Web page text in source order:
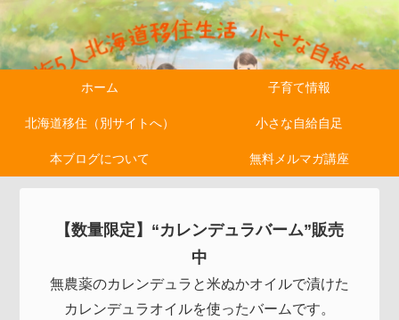
ホーム 子育て情報
北海道移住（別サイトへ） 小さな自給自足
本ブログについて 無料メルマガ講座
【数量限定】“カレンデュラバーム”販売
中
無農薬のカレンデュラと米ぬかオイルで漬けた
カレンデュラオイルを使ったバームです。